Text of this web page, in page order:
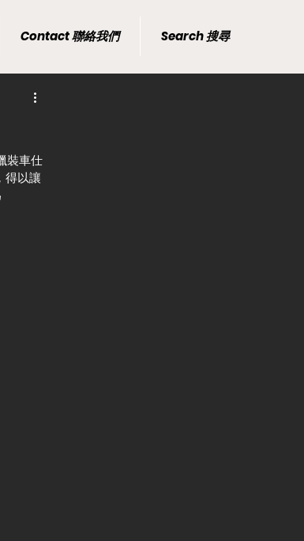
Contact 聯絡我們 Search 搜尋
裝車仕
得以讓